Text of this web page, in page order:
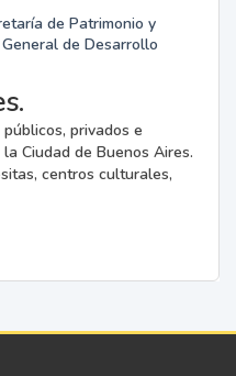
de Patrimonio y
de Desarrollo
privados e
Ciudad de Buenos Aires.
centros culturales,